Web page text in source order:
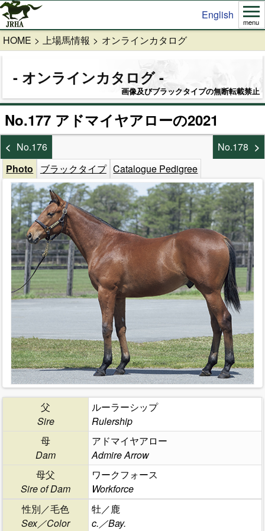
English
menu
HOME 上場馬情報 オンラインカタログ
オンラインカタログ
画像及びブラックタイプの無断転載禁止
No.177 アドマイヤアローの2021
No.176
No.178
Photo
ブラックタイプ Catalogue Pedigree
父
Sire
ルーラーシップ
Rulership
母
Dam
アドマイヤアロー
Admire Arrow
母父
Sire of Dam
ワークフォース
Workforce
性別／毛色
Sex／Color
牡／鹿
c.／Bay.